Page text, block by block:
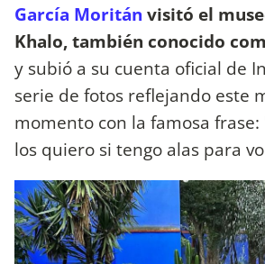
García Moritán visitó el
Khalo, también conocido
y subió a su cuenta oficial de
serie de fotos reflejando este
momento con la famosa
los quiero si tengo alas para